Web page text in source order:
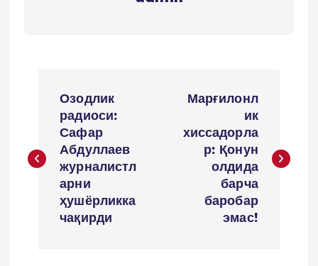
s
Озодлик
радиоси:
Сафар
Абдуллаев
журналистл
арни
ҳушёрликка
чақирди
Марғилонл
ик
хиссадорла
р: Қонун
олдида
барча
баробар
эмас!